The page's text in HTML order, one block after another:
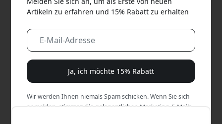
Artikeln zu erfahren und 15% Rabatt zu erhalten
Ja, ich möchte 15% Rabatt
Wir werden Ihnen niemals Spam schicken. Wenn Sie sich
anmelden, stimmen Sie gelegentlichen Marketing-E-Mails,